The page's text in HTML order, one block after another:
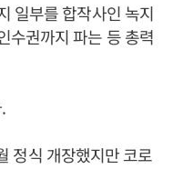
일부를 합작사인 녹지
수권까지 파는 등 총력
정식 개장했지만 코로